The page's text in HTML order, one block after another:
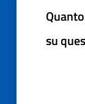
su